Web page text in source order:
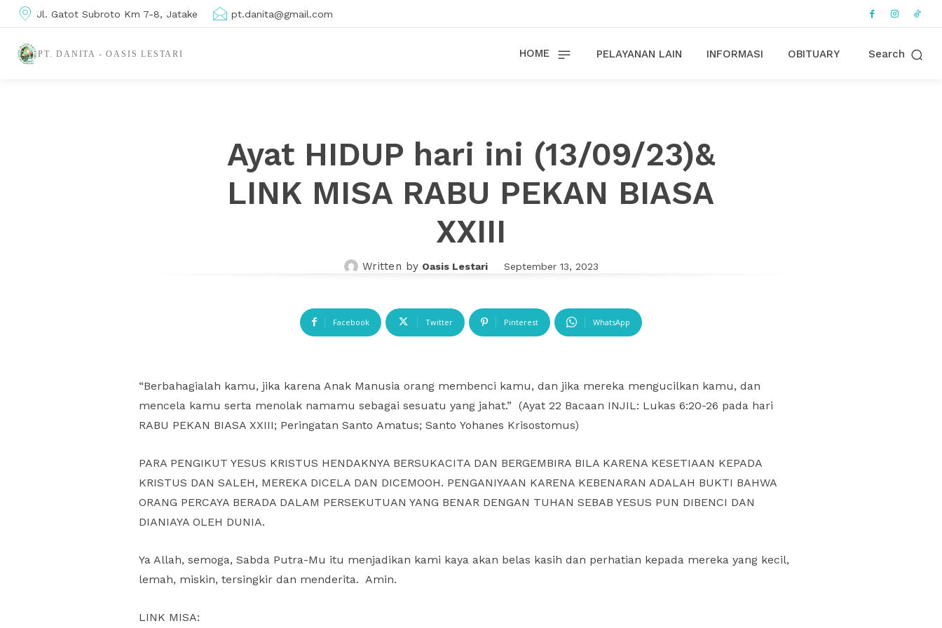
Jl. Gatot Subroto Km 7-8, Jatake pt.danita@gmail.com
PT. DANITA - OASIS LESTARI HOME PELAYANAN LAIN INFORMASI OBITUARY Search
Ayat HIDUP hari ini (13/09/23)&
LINK MISA RABU PEKAN BIASA
XXIII
Written by Oasis Lestari September 13, 2023
Facebook Twitter Pinterest WhatsApp
“Berbahagialah kamu, jika karena Anak Manusia orang membenci kamu, dan jika mereka mengucilkan kamu, dan
mencela kamu serta menolak namamu sebagai sesuatu yang jahat.” (Ayat 22 Bacaan INJIL: Lukas 6:20-26 pada hari
RABU PEKAN BIASA XXIII; Peringatan Santo Amatus; Santo Yohanes Krisostomus)
PARA PENGIKUT YESUS KRISTUS HENDAKNYA BERSUKACITA DAN BERGEMBIRA BILA KARENA KESETIAAN KEPADA
KRISTUS DAN SALEH, MEREKA DICELA DAN DICEMOOH. PENGANIYAAN KARENA KEBENARAN ADALAH BUKTI BAHWA
ORANG PERCAYA BERADA DALAM PERSEKUTUAN YANG BENAR DENGAN TUHAN SEBAB YESUS PUN DIBENCI DAN
DIANIAYA OLEH DUNIA.
Ya Allah, semoga, Sabda Putra-Mu itu menjadikan kami kaya akan belas kasih dan perhatian kepada mereka yang kecil,
lemah, miskin, tersingkir dan menderita. Amin.
LINK MISA: